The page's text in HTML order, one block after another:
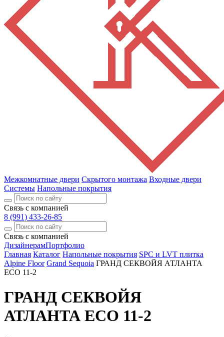
Межкомнатные двери Скрытого монтажа Входные двери
Системы Напольные покрытия
Связь с компанией
8 (991) 433-26-85
Связь с компанией
ДизайнерамПортфолио
Главная Каталог Напольные покрытия SPC и LVT плитка
Alpine Floor Grand Sequoia ГРАНД СЕКВОЙЯ АТЛАНТА
ECO 11-2
ГРАНД СЕКВОЙЯ
АТЛАНТА ECO 11-2